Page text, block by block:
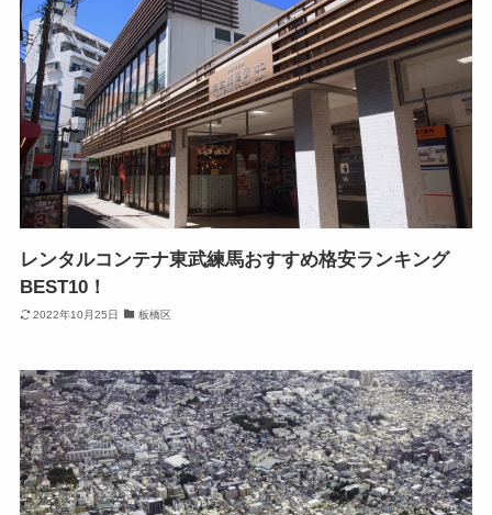
レンタルコンテナ東武練馬おすすめ格安ランキング
BEST10！
2022年10月25日 板橋区